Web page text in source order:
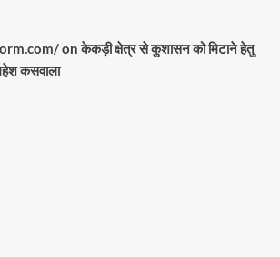
onकेकड़ी क्षेत्र से कुशासन को मिटाने हेतु
कसवाला